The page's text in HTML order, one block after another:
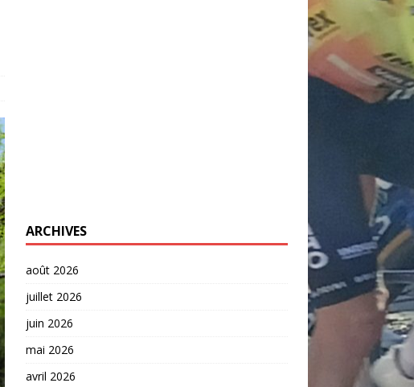
ARCHIVES
août 2026
juillet 2026
juin 2026
mai 2026
avril 2026